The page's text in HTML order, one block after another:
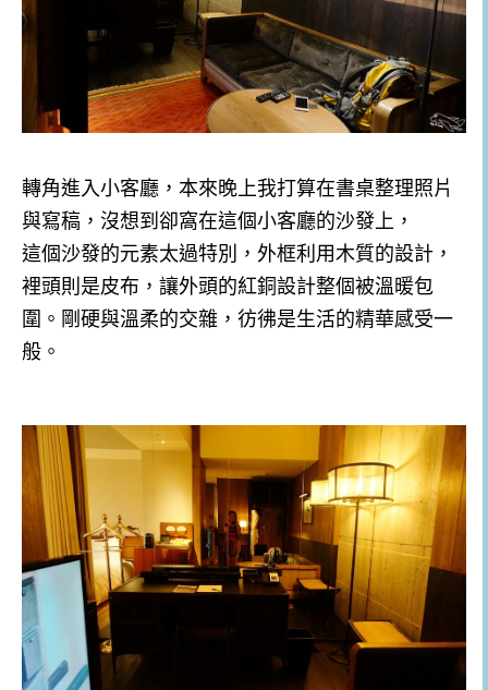
轉角進入小客廳，本來晚上我打算在書桌整理照片
與寫稿，沒想到卻窩在這個小客廳的沙發上，
這個沙發的元素太過特別，外框利用木質的設計，
裡頭則是皮布，讓外頭的紅銅設計整個被溫暖包
圍。剛硬與溫柔的交雜，彷彿是生活的精華感受一
般。